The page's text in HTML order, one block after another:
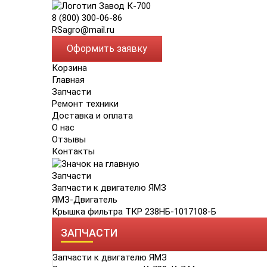
8 (800) 300-06-86
RSagro@mail.ru
Оформить заявку
Корзина
Главная
Запчасти
Ремонт техники
Доставка и оплата
О нас
Отзывы
Контакты
Запчасти
Запчасти к двигателю ЯМЗ
ЯМЗ-Двигатель
Крышка фильтра ТКР 238НБ-1017108-Б
ЗАПЧАСТИ
Запчасти к двигателю ЯМЗ